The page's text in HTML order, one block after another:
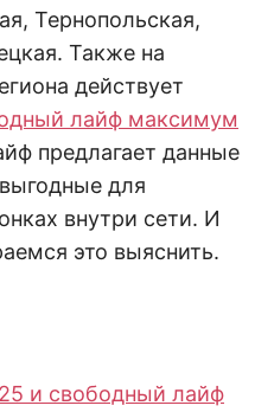
Тернопольская,
Также на
действует
лайф максимум
предлагает данные
для
внутри сети. И
это выяснить.
и свободный лайф